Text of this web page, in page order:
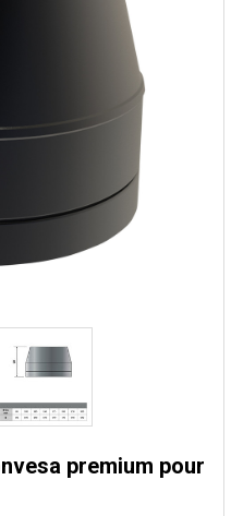
premium pour